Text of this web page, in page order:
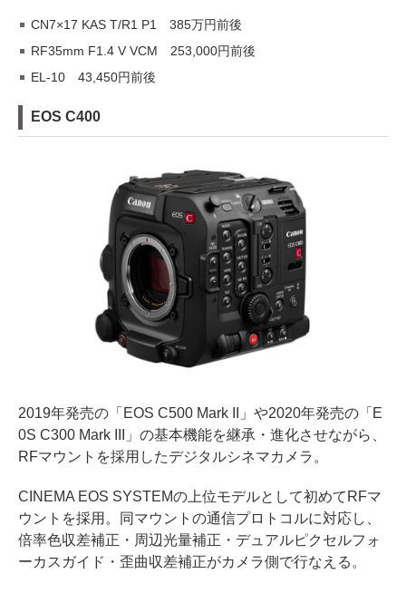
CN7×17 KAS T/R1 P1 385万円前後
RF35mm F1.4 V VCM 253,000円前後
EL-10 43,450円前後
EOS C400
2019年発売の「EOS C500 Mark II」や2020年発売の「E
0S C300 Mark III」の基本機能を継承・進化させながら、
RFマウントを採用したデジタルシネマカメラ。
CINEMA EOS SYSTEMの上位モデルとして初めてRFマ
ウントを採用。同マウントの通信プロトコルに対応し、
倍率色収差補正・周辺光量補正・デュアルピクセルフォ
ーカスガイド・歪曲収差補正がカメラ側で行なえる。